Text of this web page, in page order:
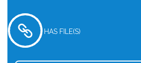
HAS FILE(S)